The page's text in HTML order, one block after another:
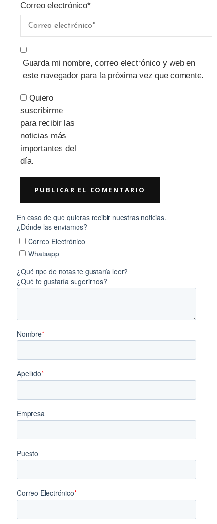
Correo electrónico*
Guarda mi nombre, correo electrónico y web en
este navegador para la próxima vez que comente.
Quiero
suscribirme
para recibir las
noticias más
importantes del
día.